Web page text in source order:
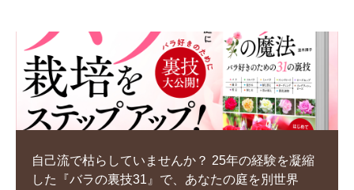
自己流で枯らしていませんか？ 25年の経験を凝縮
した『バラの裏技31』で、あなたの庭を別世界